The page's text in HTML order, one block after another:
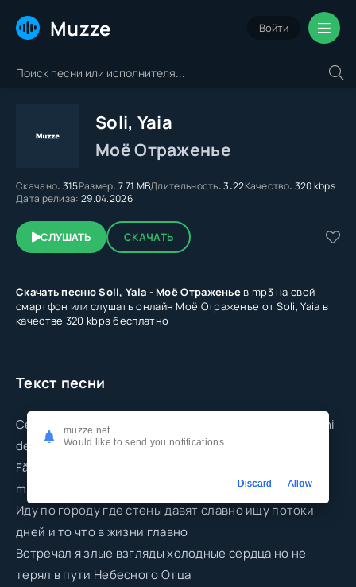
Muzze Войти
Soli, Yaia
Моё Отраженье
Скачано: 315Размер: 7.71 MBДлительность:3:22Качество: 320 kbps
Дата релиза: 29.04.2026
СЛУШАТЬ СКАЧАТЬ
Скачать песню Soli, Yaia - Моё Отраженье в mp3 на свой
смартфон или слушать онлайн Моё Отраженье от Soli, Yaia в
качестве 320 kbps бесплатно
Текст песни
Ce vrei să primești aia dă mai departe iubirea de oameni
de rău te desparte
Fă bine oricui fără plată sau frică căci cerul pe cel ce e
milos îl ridică
Иду по городу где стены давят славно ищу потоки
дней и то что в жизни главно
Встречал я злые взгляды холодные сердца но не
терял в пути Небесного Отца
muzze.net
Would like to send you notifications
Discard Allow